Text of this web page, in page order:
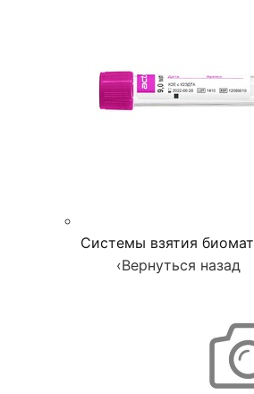
Системы взятия
‹Вернуться назад